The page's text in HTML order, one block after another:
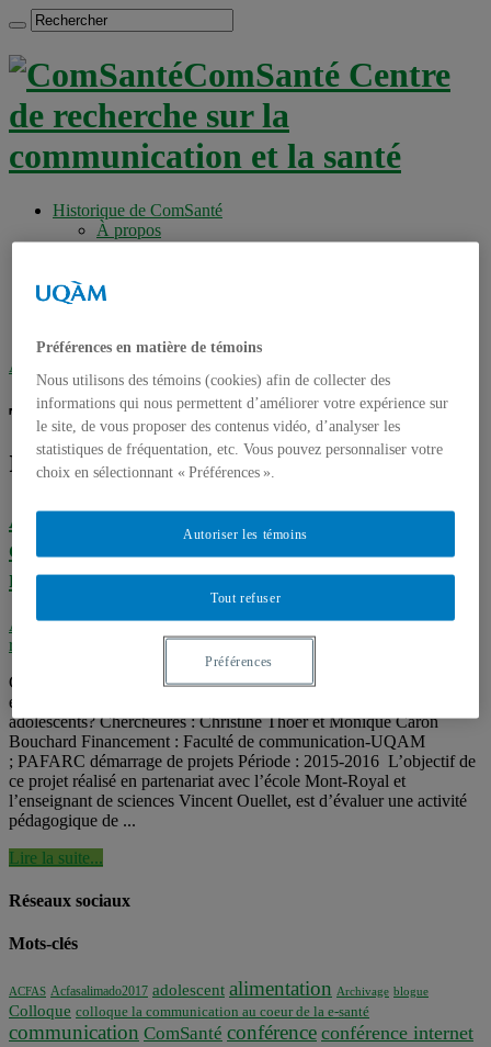
ComSanté Centre
de recherche sur la
communication et la santé
Historique de ComSanté
À propos
Chercheurs réguliers
Accueil
Tag archives :Projet de
recherche
Analyse d’un projet de production de
capsules vidéo sur l’alimentation en
milieu scolaire
Alimentation,Communication médiatique et santé,Projets de
recherche
Projets en cours
Comment évaluer les impacts de la production de vidéo par les
élèves sur le développement des compétences culinaires chez les
adolescents? Chercheures : Christine Thoër et Monique Caron
Bouchard Financement : Faculté de communication-UQAM
; PAFARC démarrage de projets Période : 2015-2016 L’objectif de
ce projet réalisé en partenariat avec l’école Mont-Royal et
l’enseignant de sciences Vincent Ouellet, est d’évaluer une activité
pédagogique de ...
Lire la suite...
Réseaux sociaux
Mots-clés
ACFAS Acfasalimado2017 adolescent alimentation Archivage blogue
Colloque colloque la communication au coeur de la e-santé
communication ComSanté conférence conférence internet
Préférences en matière de témoins
Nous utilisons des témoins (cookies) afin de collecter des
informations qui nous permettent d’améliorer votre expérience sur
le site, de vous proposer des contenus vidéo, d’analyser les
statistiques de fréquentation, etc. Vous pouvez personnaliser votre
choix en sélectionnant « Préférences ».
Tout refuser
Autoriser les témoins
Préférences